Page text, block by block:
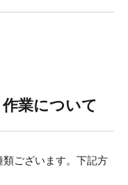
業について
ございます。下記方